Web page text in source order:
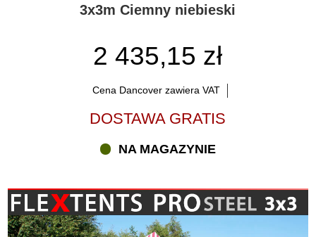
3x3m Ciemny niebieski
2 435,15 zł
Cena Dancover zawiera VAT
DOSTAWA GRATIS
NA MAGAZYNIE